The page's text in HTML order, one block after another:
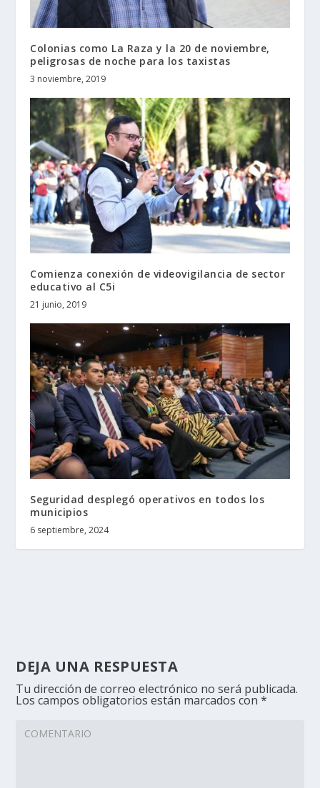
Colonias como La Raza y la 20 de noviembre,
peligrosas de noche para los taxistas
3 noviembre, 2019
Comienza conexión de videovigilancia de sector
educativo al C5i
21 junio, 2019
Seguridad desplegó operativos en todos los
municipios
6 septiembre, 2024
DEJA UNA RESPUESTA
Tu dirección de correo electrónico no será publicada.
Los campos obligatorios están marcados con*